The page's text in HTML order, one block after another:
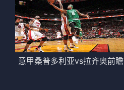
意甲桑普多利亚vs拉齐奥前瞻